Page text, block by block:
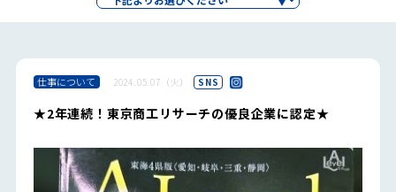
仕事について 2024.05.07（火） SNS
★2年連続！東京商工リサーチの優良企業に認定★